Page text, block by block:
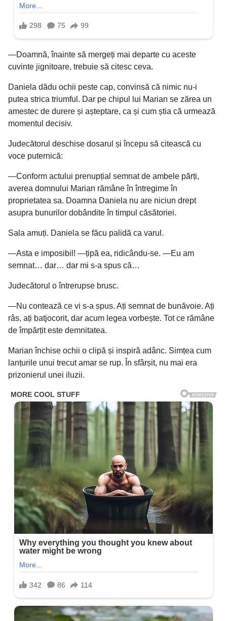
—Doamnă, înainte să mergeți mai departe cu aceste
cuvinte jignitoare, trebuie să citesc ceva.
Daniela dădu ochii peste cap, convinsă că nimic nu-i
putea strica triumful. Dar pe chipul lui Marian se zărea un
amestec de durere și așteptare, ca și cum știa că urmează
momentul decisiv.
Judecătorul deschise dosarul și începu să citească cu
voce puternică:
—Conform actului prenupțial semnat de ambele părți,
averea domnului Marian rămâne în întregime în
proprietatea sa. Doamna Daniela nu are niciun drept
asupra bunurilor dobândite în timpul căsătoriei.
Sala amuți. Daniela se făcu palidă ca varul.
—Asta e imposibil! —țipă ea, ridicându-se. —Eu am
semnat… dar… dar mi s-a spus că…
Judecătorul o întrerupse brusc.
—Nu contează ce vi s-a spus. Ați semnat de bunăvoie. Ați
râs, ați batjocorit, dar acum legea vorbește. Tot ce rămâne
de împărțit este demnitatea.
Marian închise ochii o clipă și inspiră adânc. Simțea cum
lanțurile unui trecut amar se rup. În sfârșit, nu mai era
prizonierul unei iluzii.